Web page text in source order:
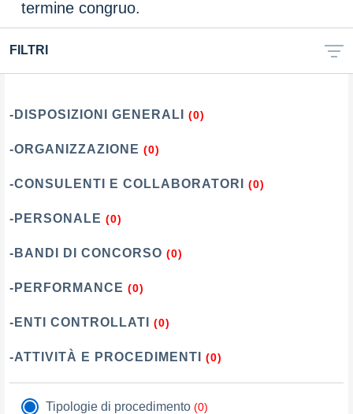
termine congruo.
FILTRI
-DISPOSIZIONI GENERALI (0)
-ORGANIZZAZIONE (0)
-CONSULENTI E COLLABORATORI (0)
-PERSONALE (0)
-BANDI DI CONCORSO (0)
-PERFORMANCE (0)
-ENTI CONTROLLATI (0)
-ATTIVITÀ E PROCEDIMENTI (0)
Tipologie di procedimento (0)